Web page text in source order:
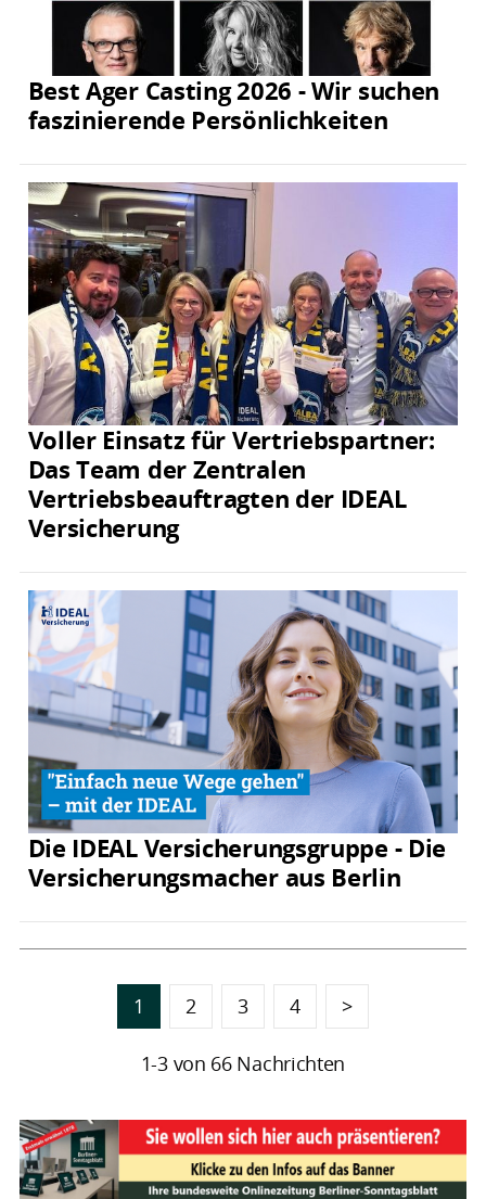
Best Ager Casting 2026 - Wir suchen
faszinierende Persönlichkeiten
Voller Einsatz für Vertriebspartner:
Das Team der Zentralen
Vertriebsbeauftragten der IDEAL
Versicherung
Die IDEAL Versicherungsgruppe - Die
Versicherungsmacher aus Berlin
1 2 3 4 >
1-3 von 66 Nachrichten